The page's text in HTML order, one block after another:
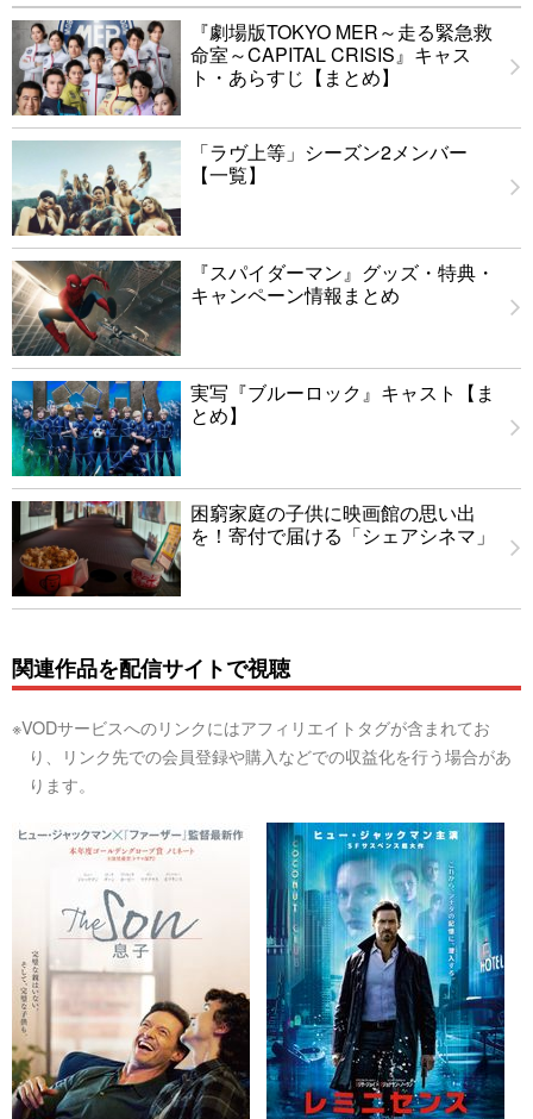
『劇場版TOKYO MER～走る緊急救
命室～CAPITAL CRISIS』キャス
ト・あらすじ【まとめ】
「ラヴ上等」シーズン2メンバー
【一覧】
『スパイダーマン』グッズ・特典・
キャンペーン情報まとめ
実写『ブルーロック』キャスト【ま
とめ】
困窮家庭の子供に映画館の思い出
を！寄付で届ける「シェアシネマ」
関連作品を配信サイトで視聴
※VODサービスへのリンクにはアフィリエイトタグが含まれてお
り、リンク先での会員登録や購入などでの収益化を行う場合があ
ります。